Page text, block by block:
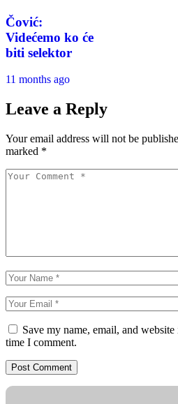
Čović:
Videćemo ko će
biti selektor
11 months ago
Leave a Reply
Your email address will not be
marked *
Save my name, email, and
time I comment.